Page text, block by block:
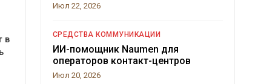
в
Июл 22, 2026
СРЕДСТВА КОММУНИКАЦИИ
ИИ-помощник Naumen для
операторов контакт-центров
Июл 20, 2026